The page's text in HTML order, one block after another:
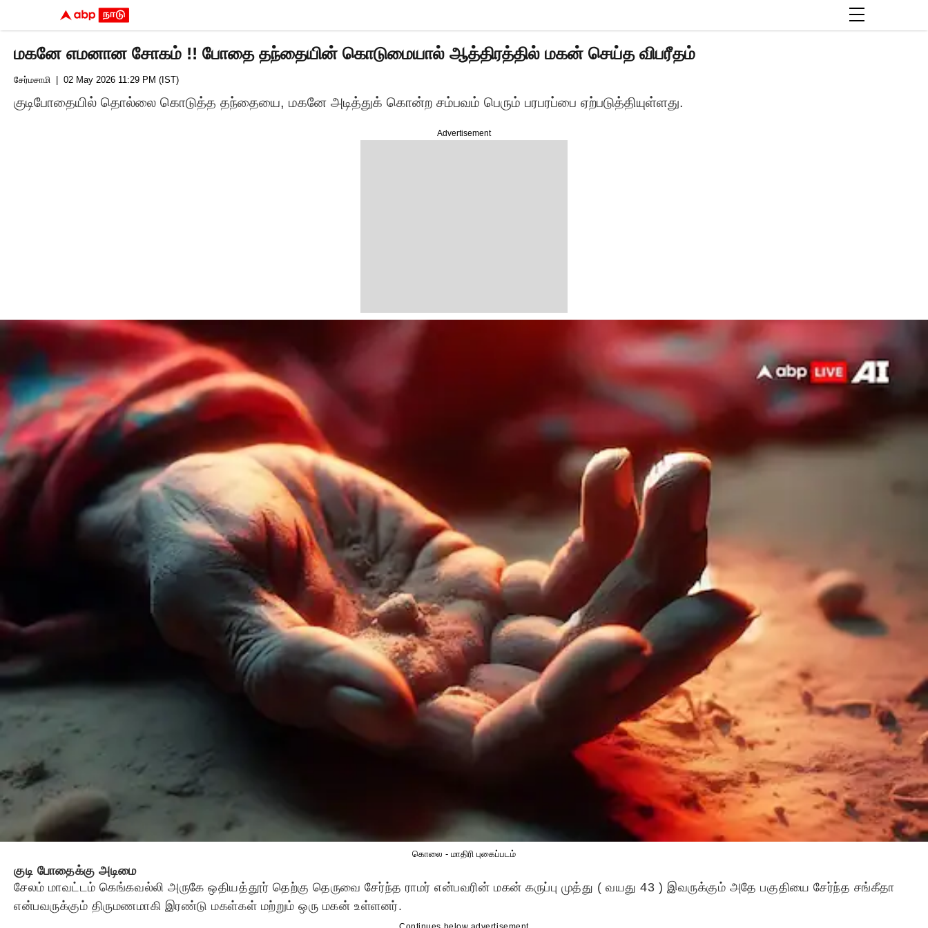
மகனே எமனான சோகம் !! போதை தந்தையின் கொடுமையால் ஆத்திரத்தில் மகன் செய்த விபரீதம்
Advertisement
சேர்மசாமி | 02 May 2026 11:29 PM (IST)
குடிபோதையில் தொல்லை கொடுத்த தந்தையை, மகனே அடித்துக் கொன்ற சம்பவம் பெரும் பரபரப்பை ஏற்படுத்தியுள்ளது.
கொலை - மாதிரி புகைப்படம்
குடி போதைக்கு அடிமை
சேலம் மாவட்டம் கெங்கவல்லி அருகே ஒதியத்தூர் தெற்கு தெருவை சேர்ந்த ராமர் என்பவரின் மகன் கருப்பு முத்து ( வயது 43 ) இவருக்கும் அதே பகுதியை சேர்ந்த சங்கீதா
என்பவருக்கும் திருமணமாகி இரண்டு மகள்கள் மற்றும் ஒரு மகன் உள்ளனர்.